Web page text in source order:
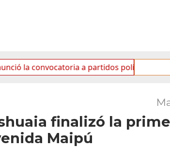
a partidos políticos por «ficha
finalizó la
Maipú